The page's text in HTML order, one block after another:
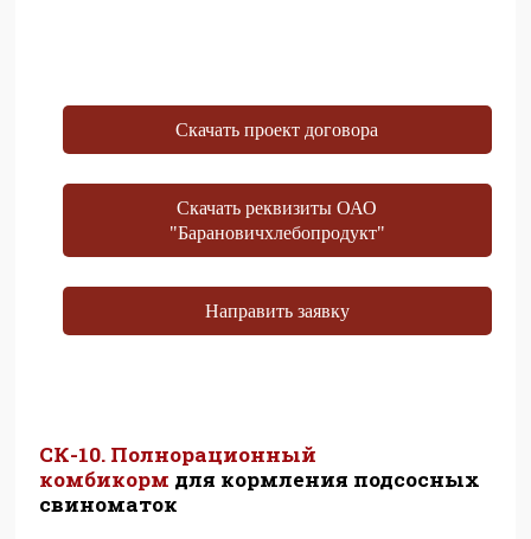
Скачать проект договора
Скачать реквизиты ОАО
"Барановичхлебопродукт"
Направить заявку
СК-10. Полнорационный
комбикорм для кормления подсосных
свиноматок